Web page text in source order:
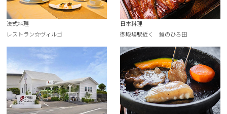
法式料理
レストラン☆ヴィルゴ
日本料理
御殿場駅近く 鰻のひろ田